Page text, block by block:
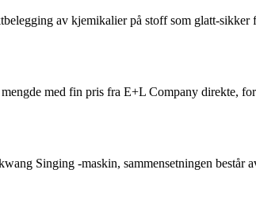
av kjemikalier på stoff som glatt-
med fin pris fra E+L Company direkte,
Singing -maskin, sammensetningen